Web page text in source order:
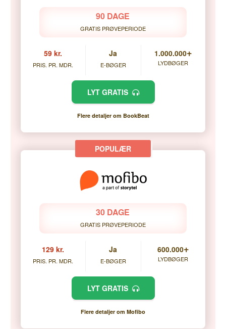
90 DAGE
GRATIS PRØVEPERIODE
59 kr.
PRIS. PR. MDR.
Ja
E-BØGER
1.000.000+
LYDBØGER
LYT GRATIS
Flere detaljer om BookBeat
30 DAGE
GRATIS PRØVEPERIODE
129 kr.
PRIS. PR. MDR.
Ja
E-BØGER
600.000+
LYDBØGER
LYT GRATIS
Flere detaljer om Mofibo